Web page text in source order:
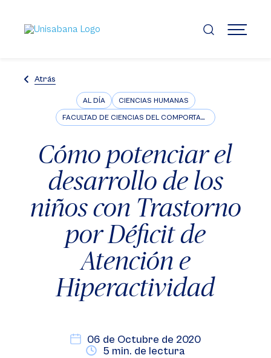
contenido
principal
MENÚ
Atrás
AL DÍA CIENCIAS HUMANAS
FACULTAD DE CIENCIAS DEL COMPORTAMIENTO
Cómo potenciar el
desarrollo de los
niños con Trastorno
por Déficit de
Atención e
Hiperactividad
06 de Octubre de 2020
5 min. de lectura